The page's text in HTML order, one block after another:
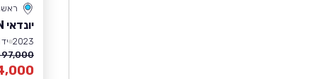
יונדאי BAYON
2023 יד 1
97,000 ₪